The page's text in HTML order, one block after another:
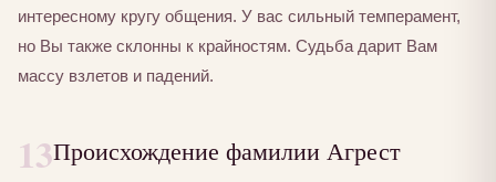
интересному кругу общения. У вас сильный темперамент,
но Вы также склонны к крайностям. Судьба дарит Вам
массу взлетов и падений.
13Происхождение фамилии Агрест